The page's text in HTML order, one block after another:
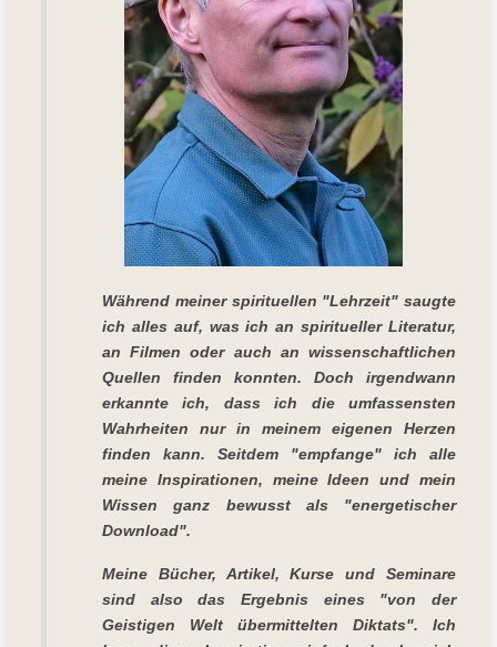
Während meiner spirituellen "Lehrzeit" saugte
ich alles auf, was ich an spiritueller Literatur,
an Filmen oder auch an wissenschaftlichen
Quellen finden konnten. Doch irgendwann
erkannte ich, dass ich die umfassensten
Wahrheiten nur in meinem eigenen Herzen
finden kann. Seitdem "empfange" ich alle
meine Inspirationen, meine Ideen und mein
Wissen ganz bewusst als "energetischer
Download".
Meine Bücher, Artikel, Kurse und Seminare
sind also das Ergebnis eines "von der
Geistigen Welt übermittelten Diktats". Ich